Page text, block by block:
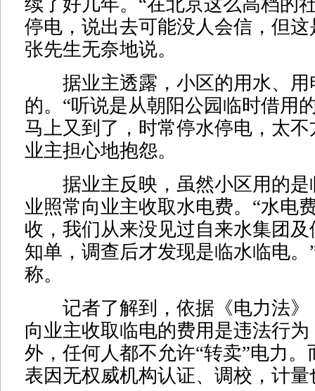
续了好几年。“在北京这么高档的
停电，说出去可能没人会信，但这
张先生无奈地说。
据业主透露，小区的用水、用
的。“听说是从朝阳公园临时借用
马上又到了，时常停水停电，太不
业主担心地抱怨。
据业主反映，虽然小区用的是
业照常向业主收取水电费。“水电
收，我们从来没见过自来水集团
知单，调查后才发现是临水临电。
称。
记者了解到，依据《电力法》
向业主收取临电的费用是违法行
外，任何人都不允许“转卖”电力
表因无权威机构认证、调校，计